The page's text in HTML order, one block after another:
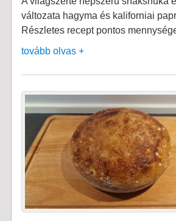
változata hagyma és kaliforniai
Részletes recept pontos
tovább olvas +